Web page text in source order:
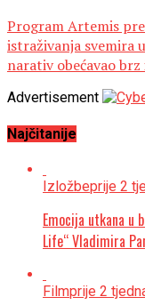
Program Artemis
istraživanja svemira
narativ obećavao
Advertisement
Najčitanije
Izložbeprije 2
Emocija utkana u
Life“ Vladimira
Filmprije 2